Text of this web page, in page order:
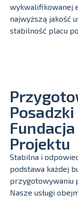
wykwalifikowanej
najwyższą jakość
stabilność placu
Projektu
Stabilna i
podstawa każdej
przygotowywaniu
Nasze usługi